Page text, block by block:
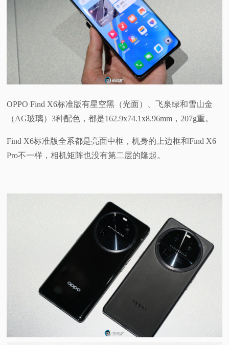
OPPO Find X6标准版有星空黑（光面）、飞泉绿和雪山金
（AG玻璃）3种配色，都是162.9x74.1x8.96mm，207g重。
Find X6标准版全系都是亮面中框，机身的上边框和Find X6
Pro不一样，相机矩阵也没有第二层的隆起。